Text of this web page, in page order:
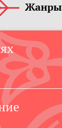
Жанры